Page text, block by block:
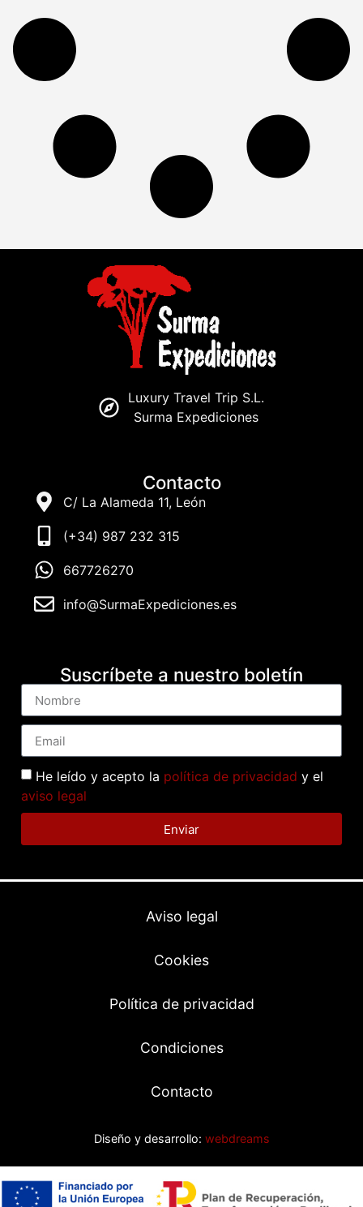
Luxury Travel Trip S.L.
Surma Expediciones
Contacto
C/ La Alameda 11, León
(+34) 987 232 315
667726270
info@SurmaExpediciones.es
Suscríbete a nuestro boletín
He leído y acepto la política de privacidad y el
aviso legal
Enviar
Aviso legal
Cookies
Política de privacidad
Condiciones
Contacto
Diseño y desarrollo: webdreams